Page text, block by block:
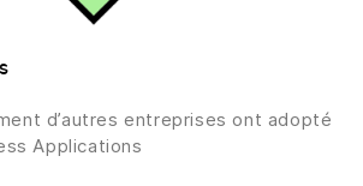
d’autres entreprises ont adopté
Applications